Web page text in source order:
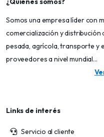
Somos una empresa líder con
comercialización y
pesada, agrícola, transporte y
proveedores a nivel mundial...
Links de interés
Servicio al cliente